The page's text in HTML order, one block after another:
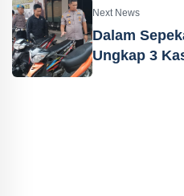
Next News
Dalam
Ungkap 3